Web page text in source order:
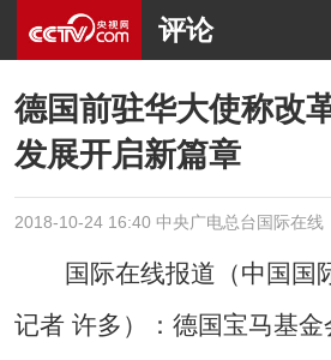
评论
德国前驻华大使称改
发展开启新篇章
2018-10-24 16:40 中央广电总台国际在线
国际在线报道（中国国
记者 许多）：德国宝马基金